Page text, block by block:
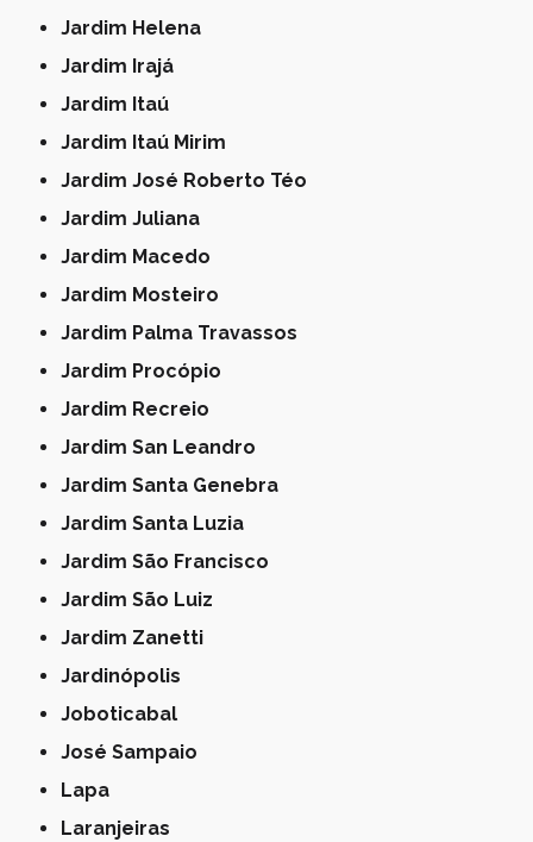
Jardim Helena
Jardim Irajá
Jardim Itaú
Jardim Itaú Mirim
Jardim José Roberto Téo
Jardim Juliana
Jardim Macedo
Jardim Mosteiro
Jardim Palma Travassos
Jardim Procópio
Jardim Recreio
Jardim San Leandro
Jardim Santa Genebra
Jardim Santa Luzia
Jardim São Francisco
Jardim São Luiz
Jardim Zanetti
Jardinópolis
Joboticabal
José Sampaio
Lapa
Laranjeiras